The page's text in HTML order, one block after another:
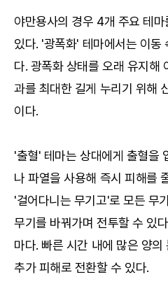
야만용사의 경우 4개 주요 테
있다. '광폭화' 테마에서는 이동
다. 광폭화 상태를 오래 유지해
과를 최대한 길게 누리기 위해
이다.
'출혈' 테마는 상대에게 출혈을
나 파열을 사용해 즉시 피해를
'걸어다니는 무기고'로 모든 무
무기를 바꿔가며 전투할 수 있
마다. 빠른 시간 내에 많은 양
추가 피해로 전환할 수 있다.